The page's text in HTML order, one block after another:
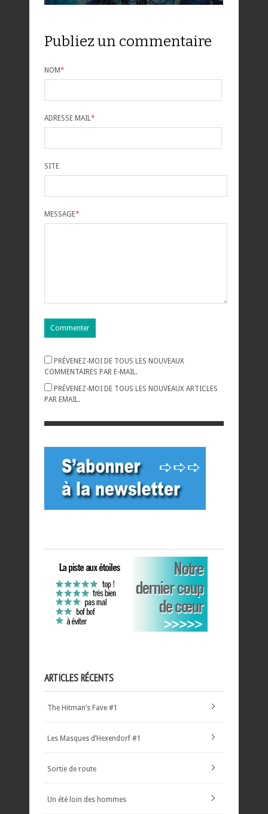
Publiez un commentaire
NOM*
ADRESSE MAIL*
SITE
MESSAGE*
PRÉVENEZ-MOI DE TOUS LES NOUVEAUX
COMMENTAIRES PAR E-MAIL.
PRÉVENEZ-MOI DE TOUS LES NOUVEAUX ARTICLES
PAR EMAIL.
ARTICLES RÉCENTS
The Hitman’s Fave #1
Les Masques d’Hexendorf #1
Sortie de route
Un été loin des hommes